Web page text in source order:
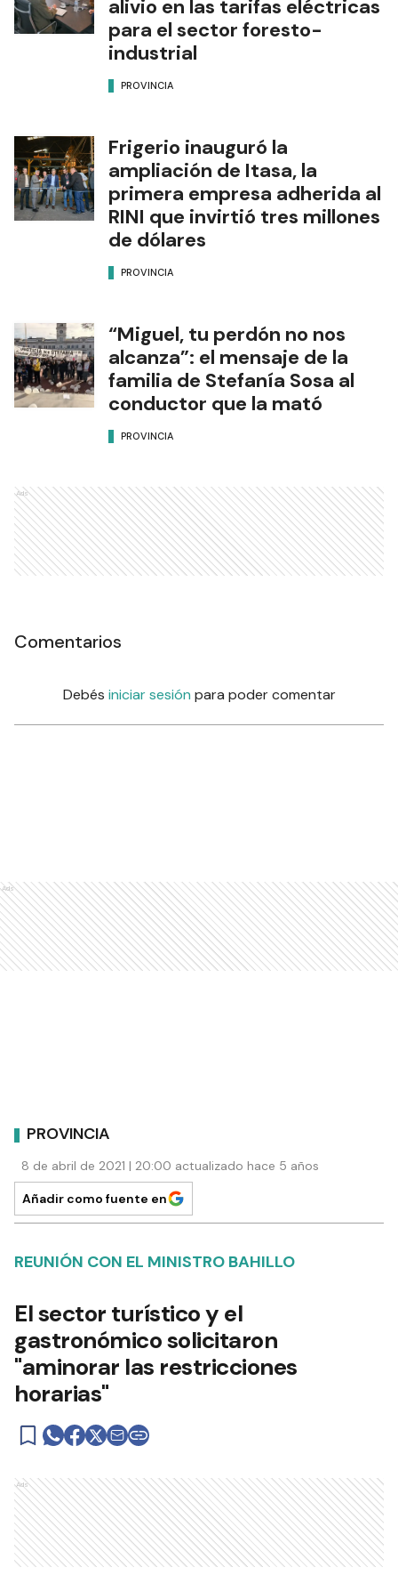
alivio en las tarifas eléctricas
para el sector foresto-
industrial
PROVINCIA
Frigerio inauguró la
ampliación de Itasa, la
primera empresa adherida al
RINI que invirtió tres millones
de dólares
PROVINCIA
“Miguel, tu perdón no nos
alcanza”: el mensaje de la
familia de Stefanía Sosa al
conductor que la mató
PROVINCIA
Ads
Comentarios
Debés iniciar sesión para poder comentar
Ads
PROVINCIA
8 de abril de 2021 | 20:00 actualizado hace 5 años
Añadir como fuente en
REUNIÓN CON EL MINISTRO BAHILLO
El sector turístico y el
gastronómico solicitaron
"aminorar las restricciones
horarias"
Ads